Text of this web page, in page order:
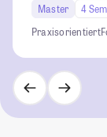
Master
4
Praxisorientiert